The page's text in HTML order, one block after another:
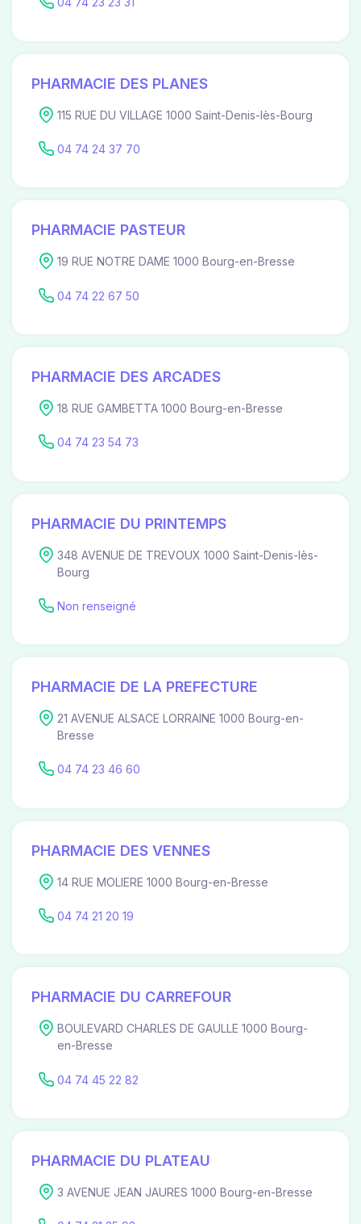
PHARMACIE DES PLANES
115 RUE DU VILLAGE 1000 Saint-Denis-lès-Bourg
04 74 24 37 70
PHARMACIE PASTEUR
19 RUE NOTRE DAME 1000 Bourg-en-Bresse
04 74 22 67 50
PHARMACIE DES ARCADES
18 RUE GAMBETTA 1000 Bourg-en-Bresse
04 74 23 54 73
PHARMACIE DU PRINTEMPS
348 AVENUE DE TREVOUX 1000 Saint-Denis-lès-
Bourg
Non renseigné
PHARMACIE DE LA PREFECTURE
21 AVENUE ALSACE LORRAINE 1000 Bourg-en-
Bresse
04 74 23 46 60
PHARMACIE DES VENNES
14 RUE MOLIERE 1000 Bourg-en-Bresse
04 74 21 20 19
PHARMACIE DU CARREFOUR
BOULEVARD CHARLES DE GAULLE 1000 Bourg-
en-Bresse
04 74 45 22 82
PHARMACIE DU PLATEAU
3 AVENUE JEAN JAURES 1000 Bourg-en-Bresse